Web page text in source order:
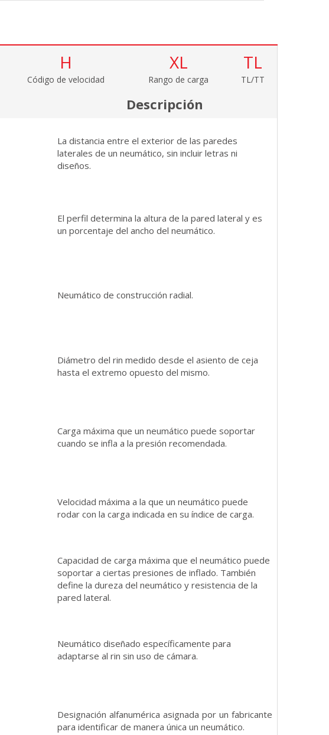
H
Código de velocidad
XL
Rango de carga
TL
TL/TT
Descripción
La distancia entre el exterior de las paredes
laterales de un neumático, sin incluir letras ni
diseños.
El perfil determina la altura de la pared lateral y es
un porcentaje del ancho del neumático.
Neumático de construcción radial.
Diámetro del rin medido desde el asiento de ceja
hasta el extremo opuesto del mismo.
Carga máxima que un neumático puede soportar
cuando se infla a la presión recomendada.
Velocidad máxima a la que un neumático puede
rodar con la carga indicada en su índice de carga.
Capacidad de carga máxima que el neumático puede
soportar a ciertas presiones de inflado. También
define la dureza del neumático y resistencia de la
pared lateral.
Neumático diseñado específicamente para
adaptarse al rin sin uso de cámara.
Designación alfanumérica asignada por un fabricante
para identificar de manera única un neumático.